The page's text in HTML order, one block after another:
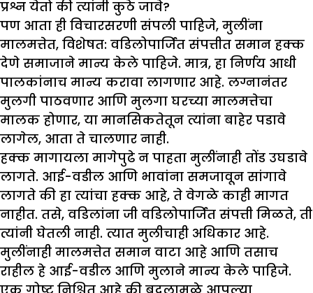
प्रश्न येतो की त्यांनी कुठे जावे?
पण आता ही विचारसरणी संपली पाहिजे, मुलींना
मालमत्तेत, विशेषत: वडिलोपार्जित संपत्तीत समान हक्क
देणे समाजाने मान्य केले पाहिजे. मात्र, हा निर्णय आधी
पालकांनाच मान्य करावा लागणार आहे. लग्नानंतर
मुलगी पाठवणार आणि मुलगा घरच्या मालमत्तेचा
मालक होणार, या मानसिकतेतून त्यांना बाहेर पडावे
लागेल, आता ते चालणार नाही.
हक्क मागायला मागेपुढे न पाहता मुलींनाही तोंड उघडावे
लागते. आई-वडील आणि भावांना समजावून सांगावे
लागते की हा त्यांचा हक्क आहे, ते वेगळे काही मागत
नाहीत. तसे, वडिलांना जी वडिलोपार्जित संपत्ती मिळते, ती
त्यांनी घेतली नाही. त्यात मुलीचाही अधिकार आहे.
मुलींनाही मालमत्तेत समान वाटा आहे आणि तसाच
राहील हे आई-वडील आणि मुलाने मान्य केले पाहिजे.